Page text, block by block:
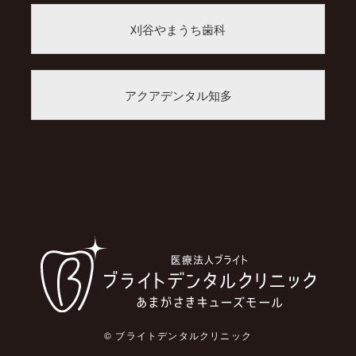
刈谷やまうち歯科
アクアデンタル知多
© ブライトデンタルクリニック